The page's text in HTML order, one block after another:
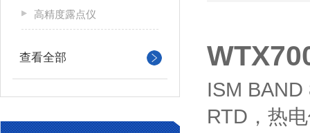
ISM
RTD ，热
高精度露点仪
查看全部